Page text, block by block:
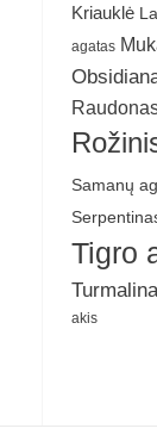
Kriauklė
agatas
Samanų
Tigro
akis